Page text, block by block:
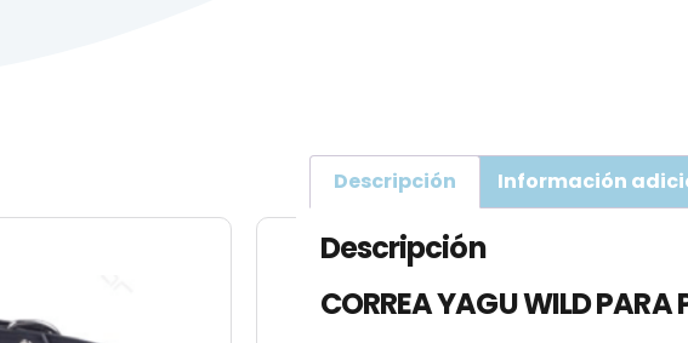
Descripción Información
Descripción
CORREA YAGU WILD PARA